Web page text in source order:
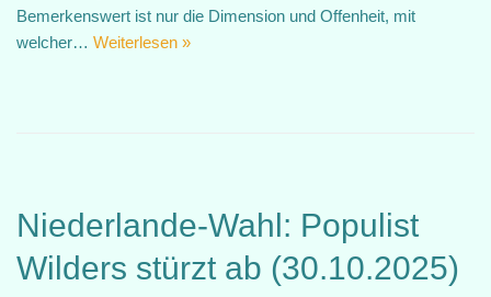
Bemerkenswert ist nur die Dimension und Offenheit, mit
welcher… Weiterlesen »
Niederlande-Wahl: Populist
Wilders stürzt ab (30.10.2025)